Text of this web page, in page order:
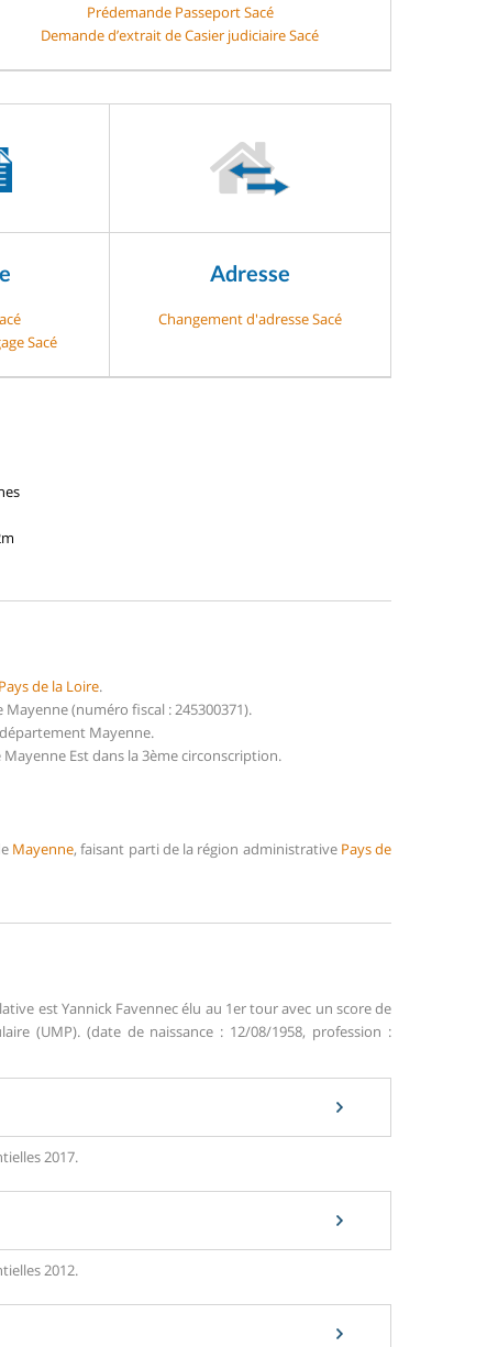
Prédemande Passeport Sacé
Demande d’extrait de Casier judiciaire Sacé
Sacé
Adresse
Changement d'adresse Sacé
Pays de la Loire.
(numéro fiscal : 245300371).
Mayenne.
Est dans la 3ème circonscription.
Mayenne, faisant parti de la région administrative Pays de
est Yannick Favennec élu au 1er tour avec un score de
(UMP). (date de naissance : 12/08/1958, profession :
2017.
2012.